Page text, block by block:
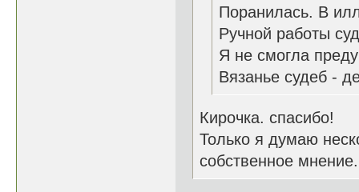
Поранилась. В
Ручной работы
Я не смогла
Вязанье судеб -
Кирочка. спасибо!
Только я думаю
собственное